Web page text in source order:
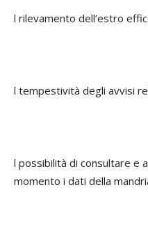
l rilevamento dell’estro
l tempestività degli avvisi
l possibilità di consultare e
momento i dati della